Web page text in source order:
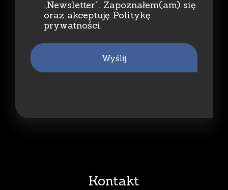
„Newsletter”. Zapoznałem(am) się
oraz akceptuję Politykę
prywatności.
Wyślij
Kontakt